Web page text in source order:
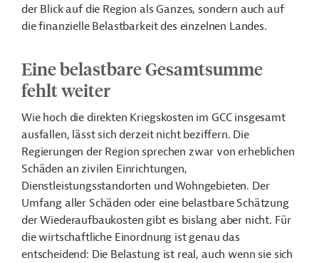
der Blick auf die Region als Ganzes, sondern auch auf
die finanzielle Belastbarkeit des einzelnen Landes.
Eine belastbare Gesamtsumme
fehlt weiter
Wie hoch die direkten Kriegskosten im GCC insgesamt
ausfallen, lässt sich derzeit nicht beziffern. Die
Regierungen der Region sprechen zwar von erheblichen
Schäden an zivilen Einrichtungen,
Dienstleistungsstandorten und Wohngebieten. Der
Umfang aller Schäden oder eine belastbare Schätzung
der Wiederaufbaukosten gibt es bislang aber nicht. Für
die wirtschaftliche Einordnung ist genau das
entscheidend: Die Belastung ist real, auch wenn sie sich